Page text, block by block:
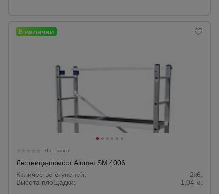
0 отзывов
Лестница-помост Alumet SM 4006
Количество ступеней:
2x6.
Высота площадки:
1,04 м.